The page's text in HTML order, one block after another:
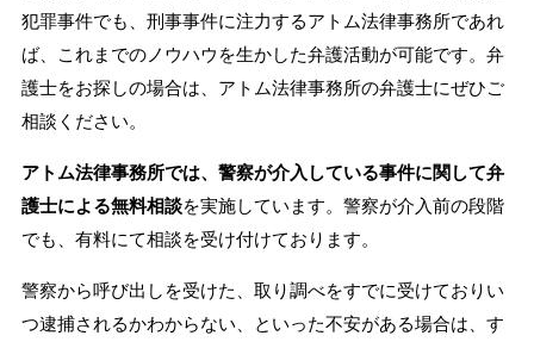
犯罪事件でも、刑事事件に注力するアトム法律事務所であれ
ば、これまでのノウハウを生かした弁護活動が可能です。弁
護士をお探しの場合は、アトム法律事務所の弁護士にぜひご
相談ください。
アトム法律事務所では、警察が介入している事件に関して弁
護士による無料相談を実施しています。警察が介入前の段階
でも、有料にて相談を受け付けております。
警察から呼び出しを受けた、取り調べをすでに受けておりい
つ逮捕されるかわからない、といった不安がある場合は、す